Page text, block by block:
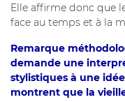
Elle affirme donc que
face au temps et à la
Remarque
demande une
stylistiques à une
montrent que la